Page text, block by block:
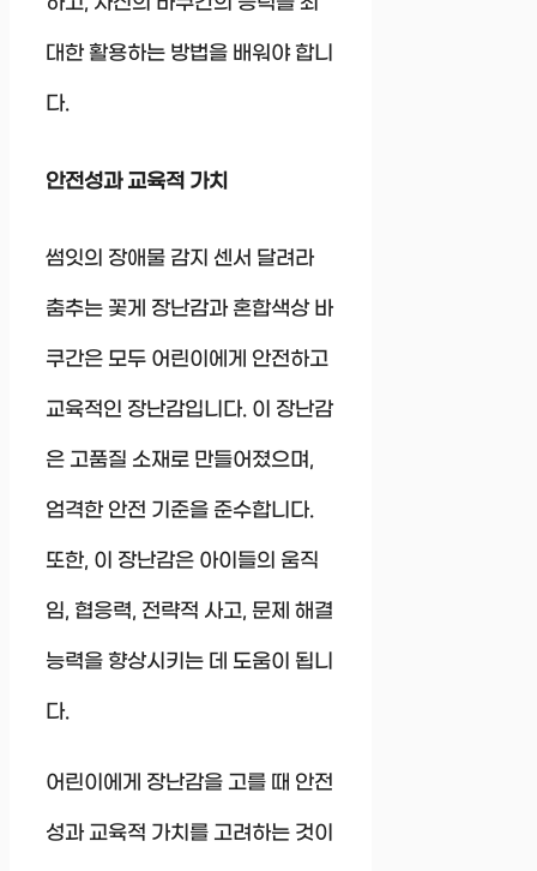
대한 활용하는 방법을 배워야 합니
다.
안전성과 교육적 가치
썸잇의 장애물 감지 센서 달려라
춤추는 꽃게 장난감과 혼합색상 바
쿠간은 모두 어린이에게 안전하고
교육적인 장난감입니다. 이 장난감
은 고품질 소재로 만들어졌으며,
엄격한 안전 기준을 준수합니다.
또한, 이 장난감은 아이들의 움직
임, 협응력, 전략적 사고, 문제 해결
능력을 향상시키는 데 도움이 됩니
다.
어린이에게 장난감을 고를 때 안전
성과 교육적 가치를 고려하는 것이